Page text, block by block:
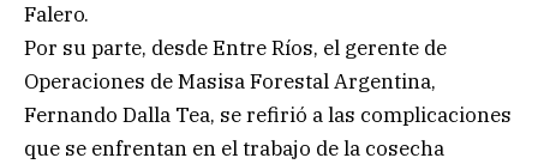
Falero.
Por su parte, desde Entre Ríos, el gerente de
Operaciones de Masisa Forestal Argentina,
Fernando Dalla Tea, se refirió a las complicaciones
que se enfrentan en el trabajo de la cosecha